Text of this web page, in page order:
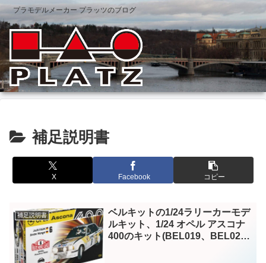
プラモデルメーカー プラッツのブログ
補足説明書
X Facebook コピー
補足説明書
ベルキットの1/24ラリーカーモデ
ルキット、1/24 オペル アスコナ
400のキット(BEL019、BEL020)